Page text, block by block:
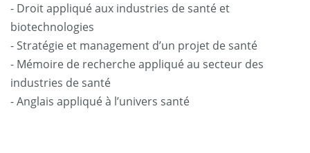
- Droit appliqué aux industries de santé et
biotechnologies
- Stratégie et management d’un projet de santé
- Mémoire de recherche appliqué au secteur des
industries de santé
- Anglais appliqué à l’univers santé